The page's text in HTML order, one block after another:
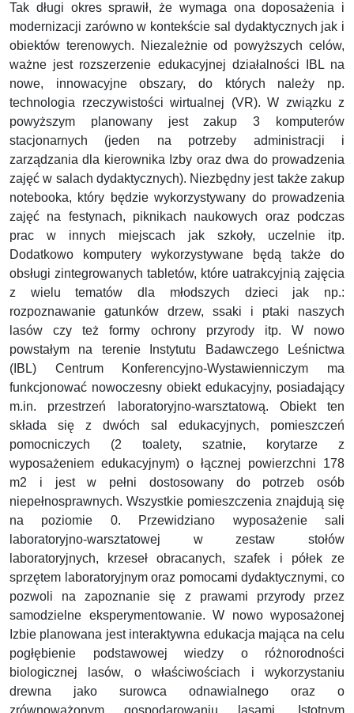
Tak długi okres sprawił, że wymaga ona doposażenia i
modernizacji zarówno w kontekście sal dydaktycznych jak i
obiektów terenowych. Niezależnie od powyższych celów,
ważne jest rozszerzenie edukacyjnej działalności IBL na
nowe, innowacyjne obszary, do których należy np.
technologia rzeczywistości wirtualnej (VR). W związku z
powyższym planowany jest zakup 3 komputerów
stacjonarnych (jeden na potrzeby administracji i
zarządzania dla kierownika Izby oraz dwa do prowadzenia
zajęć w salach dydaktycznych). Niezbędny jest także zakup
notebooka, który będzie wykorzystywany do prowadzenia
zajęć na festynach, piknikach naukowych oraz podczas
prac w innych miejscach jak szkoły, uczelnie itp.
Dodatkowo komputery wykorzystywane będą także do
obsługi zintegrowanych tabletów, które uatrakcyjnią zajęcia
z wielu tematów dla młodszych dzieci jak np.:
rozpoznawanie gatunków drzew, ssaki i ptaki naszych
lasów czy też formy ochrony przyrody itp. W nowo
powstałym na terenie Instytutu Badawczego Leśnictwa
(IBL) Centrum Konferencyjno-Wystawienniczym ma
funkcjonować nowoczesny obiekt edukacyjny, posiadający
m.in. przestrzeń laboratoryjno-warsztatową. Obiekt ten
składa się z dwóch sal edukacyjnych, pomieszczeń
pomocniczych (2 toalety, szatnie, korytarze z
wyposażeniem edukacyjnym) o łącznej powierzchni 178
m2 i jest w pełni dostosowany do potrzeb osób
niepełnosprawnych. Wszystkie pomieszczenia znajdują się
na poziomie 0. Przewidziano wyposażenie sali
laboratoryjno-warsztatowej w zestaw stołów
laboratoryjnych, krzeseł obracanych, szafek i półek ze
sprzętem laboratoryjnym oraz pomocami dydaktycznymi, co
pozwoli na zapoznanie się z prawami przyrody przez
samodzielne eksperymentowanie. W nowo wyposażonej
Izbie planowana jest interaktywna edukacja mająca na celu
pogłębienie podstawowej wiedzy o różnorodności
biologicznej lasów, o właściwościach i wykorzystaniu
drewna jako surowca odnawialnego oraz o
zrównoważonym gospodarowaniu lasami. Istotnym